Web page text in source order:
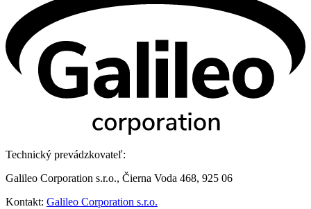
Technický prevádzkovateľ:
Galileo Corporation s.r.o., Čierna Voda 468, 925 06
Kontakt: Galileo Corporation s.r.o.